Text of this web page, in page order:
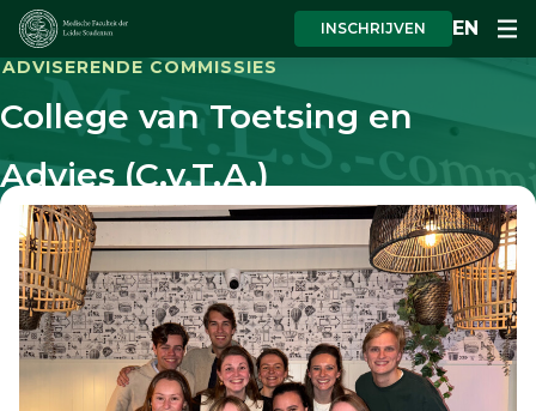
INSCHRIJVEN EN
ADVISERENDE COMMISSIES
College van Toetsing en
Advies (C.v.T.A.)